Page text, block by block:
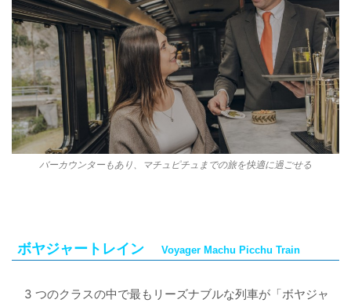
バーカウンターもあり、マチュピチュまでの旅を快適に過ごせる
ボヤジャートレイン Voyager Machu Picchu Train
3 つのクラスの中で最もリーズナブルな列車が「ボヤジャ